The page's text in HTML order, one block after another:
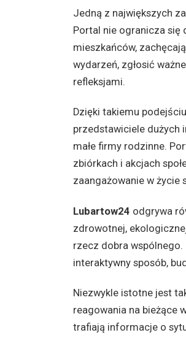
Jedną z największych
Portal nie ogranicza się
mieszkańców,
wydarzeń, zgłosić
refleksjami.
Dzięki takiemu podejściu
przedstawiciele dużych
małe firmy rodzinne.
zbiórkach i akcjach
zaangażowanie w życie
Lubartow24 odgrywa
zdrowotnej,
rzecz dobra wspólnego.
interaktywny sposób,
Niezwykle istotne jest
reagowania na bieżące
trafiają informacje o